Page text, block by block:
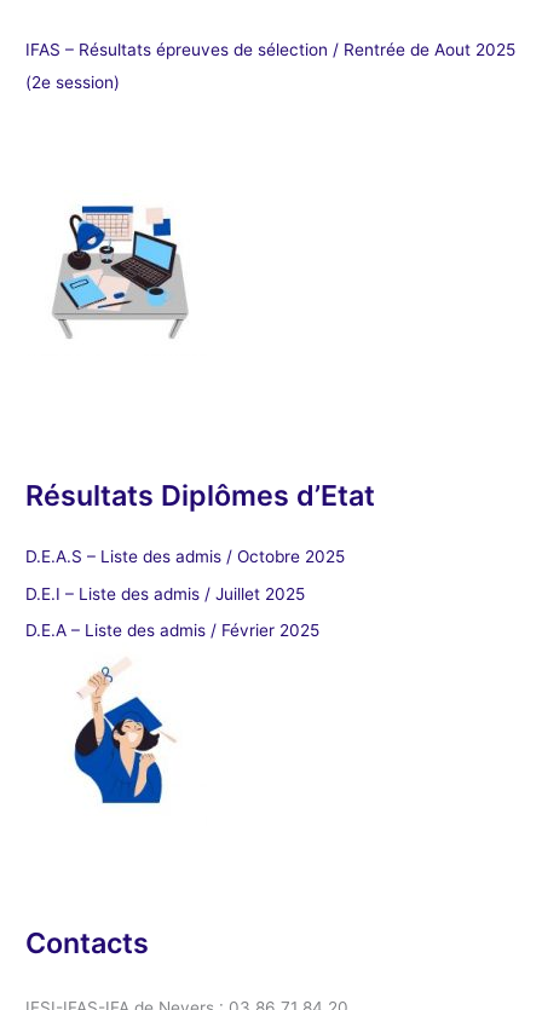
IFAS – Résultats épreuves de sélection / Rentrée de Aout 2025
(2e session)
Résultats Diplômes d’Etat
D.E.A.S – Liste des admis / Octobre 2025
D.E.I – Liste des admis / Juillet 2025
D.E.A – Liste des admis / Février 2025
Contacts